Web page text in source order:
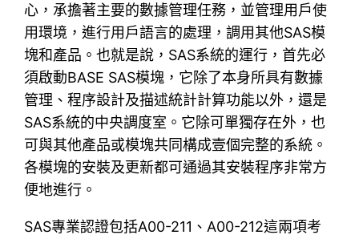
心，承擔著主要的數據管理任務，並管理用戶使
用環境，進行用戶語言的處理，調用其他SAS模
塊和產品。也就是說，SAS系統的運行，首先必
須啟動BASE SAS模塊，它除了本身所具有數據
管理、程序設計及描述統計計算功能以外，還是
SAS系統的中央調度室。它除可單獨存在外，也
可與其他產品或模塊共同構成壹個完整的系統。
各模塊的安裝及更新都可通過其安裝程序非常方
便地進行。
SAS專業認證包括A00-211、A00-212這兩項考